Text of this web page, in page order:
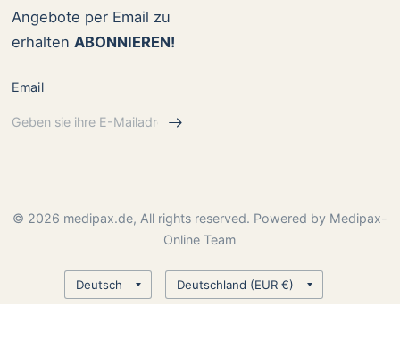
Angebote per Email zu
erhalten ABONNIEREN!
Email
© 2026 medipax.de, All rights reserved. Powered by Medipax-
Online Team
Land/Region
aktualisieren
Land/Region
aktualisieren